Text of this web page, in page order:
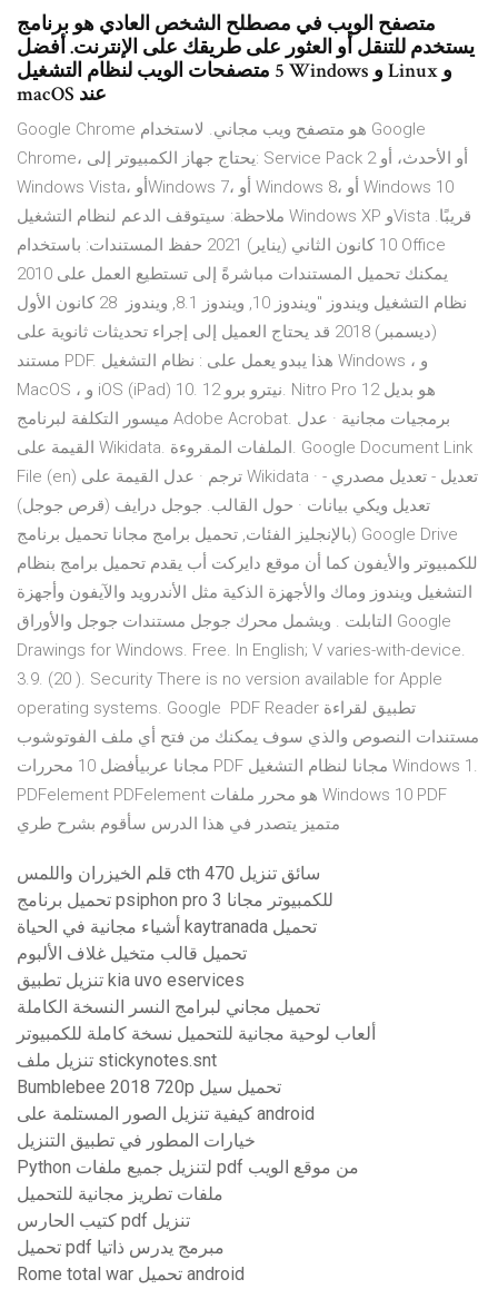
متصفح الويب في مصطلح الشخص العادي هو برنامج
يستخدم للتنقل أو العثور على طريقك على الإنترنت. أفضل
5 متصفحات الويب لنظام التشغيل Windows و Linux و
macOS عند
Google Chrome هو متصفح ويب مجاني. لاستخدام Google
Chrome، يحتاج جهاز الكمبيوتر إلى: Service Pack 2 أو الأحدث، أو
Windows Vista، أوWindows 7، أو Windows 8، أو Windows 10
ملاحظة: سيتوقف الدعم لنظام التشغيل Windows XP وVista قريبًا.
10 كانون الثاني (يناير) 2021 حفظ المستندات: باستخدام Office
2010 يمكنك تحميل المستندات مباشرةً إلى تستطيع العمل على
نظام التشغيل ويندوز "ويندوز 10, ويندوز 8.1, ويندوز 28 كانون الأول
(ديسمبر) 2018 قد يحتاج العميل إلى إجراء تحديثات ثانوية على
مستند PDF. هذا يبدو يعمل على : نظام التشغيل Windows ، و
MacOS ، و iOS (iPad) 10. نيترو برو 12. Nitro Pro 12 هو بديل
ميسور التكلفة لبرنامج Adobe Acrobat. برمجيات مجانية · عدل
القيمة على Wikidata. الملفات المقروءة. Google Document Link
File (en) ترجم · عدل القيمة على Wikidata · تعديل - تعديل مصدري -
تعديل ويكي بيانات · حول القالب. جوجل درايف (قرص جوجل)
(بالإنجليز الفئات, تحميل برامج مجانا تحميل برنامج Google Drive
للكمبيوتر والأيفون كما أن موقع دايركت أب يقدم تحميل برامج بنظام
التشغيل ويندوز وماك والأجهزة الذكية مثل الأندرويد والآيفون وأجهزة
التابلت . ويشمل محرك جوجل مستندات جوجل والأوراق Google
Drawings for Windows. Free. In English; V varies-with-device.
3.9. (20 ). Security There is no version available for Apple
operating systems. Google PDF Reader تطبيق لقراءة
مستندات النصوص والذي سوف يمكنك من فتح أي ملف الفوتوشوب
مجانا عربيأفضل 10 محررات PDF مجانا لنظام التشغيل Windows 1.
PDFelement PDFelement هو محرر ملفات Windows 10 PDF
متميز يتصدر في هذا الدرس سأقوم بشرح طري
قلم الخيزران واللمس cth 470 سائق تنزيل
تحميل برنامج psiphon pro 3 للكمبيوتر مجانا
أشياء مجانية في الحياة kaytranada تحميل
تحميل قالب متخيل غلاف الألبوم
تنزيل تطبيق kia uvo eservices
تحميل مجاني لبرامج النسر النسخة الكاملة
ألعاب لوحية مجانية للتحميل نسخة كاملة للكمبيوتر
تنزيل ملف stickynotes.snt
Bumblebee 2018 720p تحميل سيل
كيفية تنزيل الصور المستلمة على android
خيارات المطور في تطبيق التنزيل
Python لتنزيل جميع ملفات pdf من موقع الويب
ملفات تطريز مجانية للتحميل
كتيب الحارس pdf تنزيل
تحميل pdf مبرمج يدرس ذاتيا
Rome total war تحميل android